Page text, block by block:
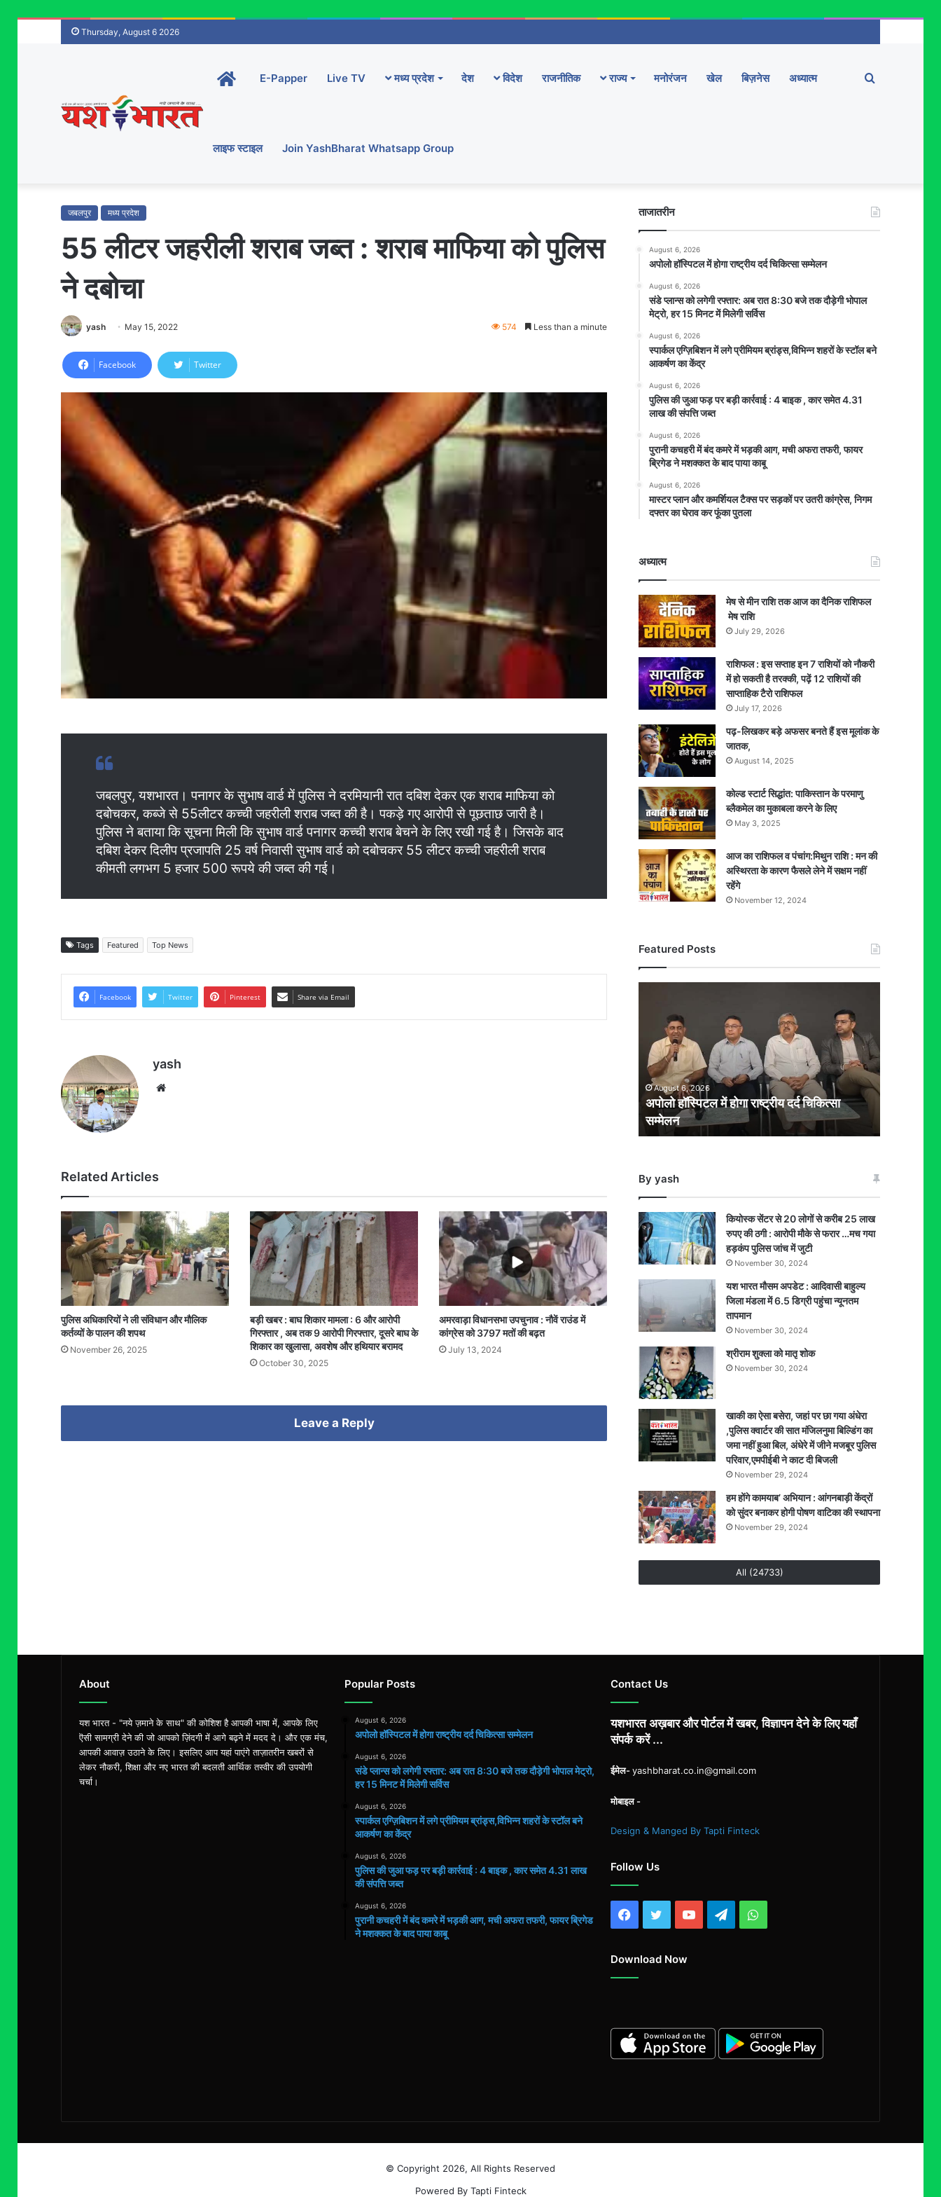
Thursday, August 6 2026
Home-
main
E-Papper Live TV मध्य प्रदेश देश विदेश राजनीतिक राज्य मनोरंजन खेल बिज़नेस अध्यात्म
लाइफ स्टाइल Join YashBharat Whatsapp Group
Search
जबलपुर मध्य प्रदेश
55 लीटर जहरीली शराब जब्त : शराब माफिया को पुलिस
ने दबोचा
yash May 15, 2022 574 Less than a minute
Facebook Twitter
जबलपुर, यशभारत। पनागर के सुभाष वार्ड में पुलिस ने दरमियानी रात दबिश देकर एक शराब माफिया को
दबोचकर, कब्जे से 55लीटर कच्ची जहरीली शराब जब्त की है। पकड़े गए आरोपी से पूछताछ जारी है।
पुलिस ने बताया कि सूचना मिली कि सुभाष वार्ड पनागर कच्ची शराब बेचने के लिए रखी गई है। जिसके बाद
दबिश देकर दिलीप प्रजापति 25 वर्ष निवासी सुभाष वार्ड को दबोचकर 55 लीटर कच्ची जहरीली शराब
कीमती लगभग 5 हजार 500 रूपये की जब्त की गई।
Tags Featured Top News
Facebook Twitter Pinterest Share via Email
yash
Website
Related Articles
पुलिस अधिकारियों ने ली संविधान और मौलिक
कर्तव्यों के पालन की शपथ
November 26, 2025
बड़ी खबर : बाघ शिकार मामला : 6 और आरोपी
गिरफ्तार , अब तक 9 आरोपी गिरफ्तार, दूसरे बाघ के
शिकार का खुलासा, अवशेष और हथियार बरामद
October 30, 2025
अमरवाड़ा विधानसभा उपचुनाव : नौवें राउंड में
कांग्रेस को 3797 मतों की बढ़त
July 13, 2024
Leave a Reply
ताजातरीन
August 6, 2026
अपोलो हॉस्पिटल में होगा राष्ट्रीय दर्द चिकित्सा सम्मेलन
August 6, 2026
संडे प्लान्स को लगेगी रफ्तार: अब रात 8:30 बजे तक दौड़ेगी भोपाल
मेट्रो, हर 15 मिनट में मिलेगी सर्विस
August 6, 2026
स्पार्कल एग्ज़िबिशन में लगे प्रीमियम ब्रांड्स,विभिन्न शहरों के स्टॉल बने
आकर्षण का केंद्र
August 6, 2026
पुलिस की जुआ फड़ पर बड़ी कार्रवाई : 4 बाइक , कार समेत 4.31
लाख की संपत्ति जब्त
August 6, 2026
पुरानी कचहरी में बंद कमरे में भड़की आग, मची अफरा तफरी, फायर
ब्रिगेड ने मशक्कत के बाद पाया काबू
August 6, 2026
मास्टर प्लान और कमर्शियल टैक्स पर सड़कों पर उतरी कांग्रेस, निगम
दफ्तर का घेराव कर फूंका पुतला
अध्यात्म
मेष से मीन राशि तक आज का दैनिक राशिफल
मेष राशि
July 29, 2026
राशिफल : इस सप्ताह इन 7 राशियों को नौकरी
में हो सकती है तरक्की, पढ़ें 12 राशियों की
साप्ताहिक टैरो राशिफल
July 17, 2026
पढ़-लिखकर बड़े अफसर बनते हैं इस मूलांक के
जातक,
August 14, 2025
कोल्ड स्टार्ट सिद्धांत: पाकिस्तान के परमाणु
ब्लैकमेल का मुकाबला करने के लिए
May 3, 2025
आज का राशिफल व पंचांग:मिथुन राशि : मन की
अस्थिरता के कारण फैसले लेने में सक्षम नहीं
रहेंगे
November 12, 2024
Featured Posts
राष्ट्रीय
दर्द
चिकित्सा
सम्मेलनAugust 6, 2026
अपोलो हॉस्पिटल में होगा राष्ट्रीय दर्द चिकित्सा
सम्मेलन
By yash
कियोस्क सेंटर से 20 लोगों से करीब 25 लाख
रुपए की ठगी : आरोपी मौके से फरार …मच गया
हड़कंप पुलिस जांच में जुटी
November 30, 2024
यश भारत मौसम अपडेट : आदिवासी बाहुल्य
जिला मंडला में 6.5 डिग्री पहुंचा न्यूनतम
तापमान
November 30, 2024
श्रीराम शुक्ला को मातृ शोक
November 30, 2024
खाकी का ऐसा बसेरा, जहां पर छा गया अंधेरा
,पुलिस क्वार्टर की सात मंजिलनुमा बिल्डिंग का
जमा नहीं हुआ बिल, अंधेरे में जीने मजबूर पुलिस
परिवार,एमपीईबी ने काट दी बिजली
November 29, 2024
हम होंगे कामयाब’ अभियान : आंगनबाड़ी केंद्रों
को सुंदर बनाकर होगी पोषण वाटिका की स्थापना
November 29, 2024
All (24733)
About
यश भारत - "नये ज़माने के साथ" की कोशिश है आपकी भाषा में, आपके लिए
ऎसी सामग्री देने की जो आपको ज़िंदगी में आगे बढ़ने में मदद दे। और एक मंच,
आपकी आवाज़ उठाने के लिए। इसलिए आप यहां पाएंगे ताज़ातरीन खबरों से
लेकर नौकरी, शिक्षा और नए भारत की बदलती आर्थिक तस्वीर की उपयोगी
चर्चा।
Popular Posts
August 6, 2026
अपोलो हॉस्पिटल में होगा राष्ट्रीय दर्द चिकित्सा सम्मेलन
August 6, 2026
संडे प्लान्स को लगेगी रफ्तार: अब रात 8:30 बजे तक दौड़ेगी भोपाल मेट्रो,
हर 15 मिनट में मिलेगी सर्विस
August 6, 2026
स्पार्कल एग्ज़िबिशन में लगे प्रीमियम ब्रांड्स,विभिन्न शहरों के स्टॉल बने
आकर्षण का केंद्र
August 6, 2026
पुलिस की जुआ फड़ पर बड़ी कार्रवाई : 4 बाइक , कार समेत 4.31 लाख
की संपत्ति जब्त
August 6, 2026
पुरानी कचहरी में बंद कमरे में भड़की आग, मची अफरा तफरी, फायर ब्रिगेड
ने मशक्कत के बाद पाया काबू
Contact Us
यशभारत अख़बार और पोर्टल में खबर, विज्ञापन देने के लिए यहाँ
संपर्क करें ...
ईमेल-yashbharat.co.in@gmail.com
मोबाइल -
Design & Manged By Tapti Finteck
Follow Us
Facebook
TwitterYouTubeTelegramWhatsApp
Download Now
© Copyright 2026, All Rights Reserved
Powered By Tapti Finteck